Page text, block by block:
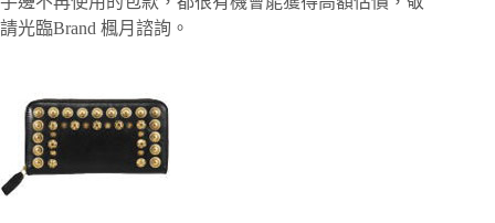
請光臨Brand 楓月諮詢。